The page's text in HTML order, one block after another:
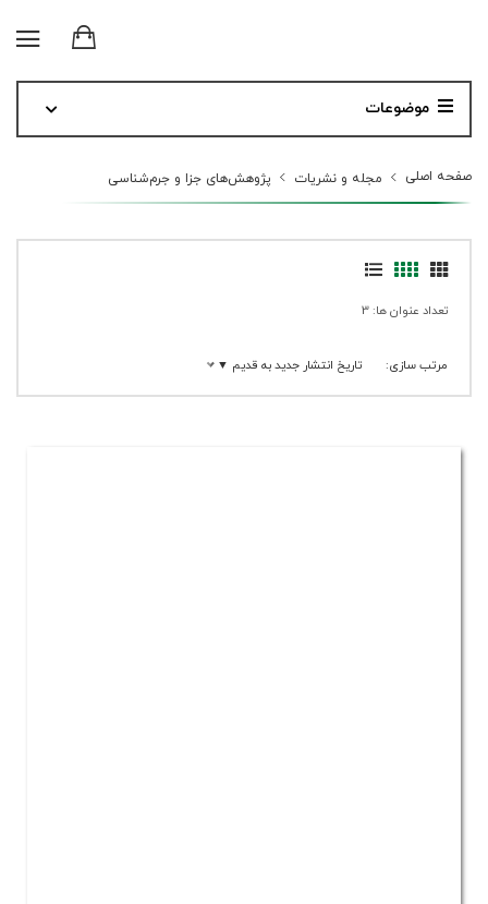
موضوعات
صفحه اصلی مجله و نشریات پژوهش‌های جزا و جرم‌شناسی
تعداد عنوان ها: 3
مرتب سازی: تاریخ انتشار جدید به قدیم ▼